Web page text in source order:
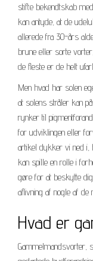
stifte bekendtskab
kan antyde, at de
allerede fra 30-års
brune eller sorte
de fleste er de helt
Men hvad har solen
at solens stråler kan
rynker til
for udviklingen eller
artikel dykker vi ned i,
kan spille en rolle i
gøre for at beskytte
aflivning af nogle af
Hvad er
Gammelmandsvorter,